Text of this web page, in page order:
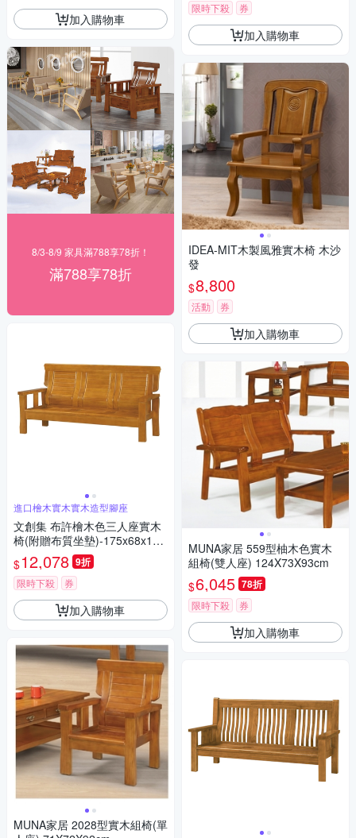
加入購物車
8/3-8/9 家具滿788享78折！
滿788享78折
進口檜木實木實木造型腳座
文創集 布許檜木色三人座實木
椅(附贈布質坐墊)-175x68x100
cm免組
$12,078 9折
限時下殺 券
加入購物車
MUNA家居 2028型實木組椅(單
限時下殺 券
加入購物車
IDEA-MIT木製風雅實木椅 木沙
發
$8,800
活動 券
加入購物車
MUNA家居 559型柚木色實木
組椅(雙人座) 124X73X93cm
$6,045 78折
限時下殺 券
加入購物車